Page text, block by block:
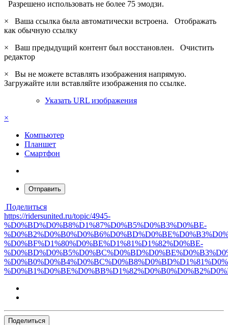
Разрешено использовать не более 75 эмодзи.
×
Ваша ссылка была автоматически встроена. Отображать
как обычную ссылку
×
Ваш предыдущий контент был восстановлен. Очистить
редактор
×
Вы не можете вставлять изображения напрямую.
Загружайте или вставляйте изображения по ссылке.
Указать URL изображения
×
Компьютер
Планшет
Смартфон
Отправить
Поделиться
https://ridersunited.ru/topic/4945-
%D0%BD%D0%B8%D1%87%D0%B5%D0%B3%D0%BE-
%D0%BF%D1%80%D0%BE%D1%81%D1%82%D0%BE-
Поделиться